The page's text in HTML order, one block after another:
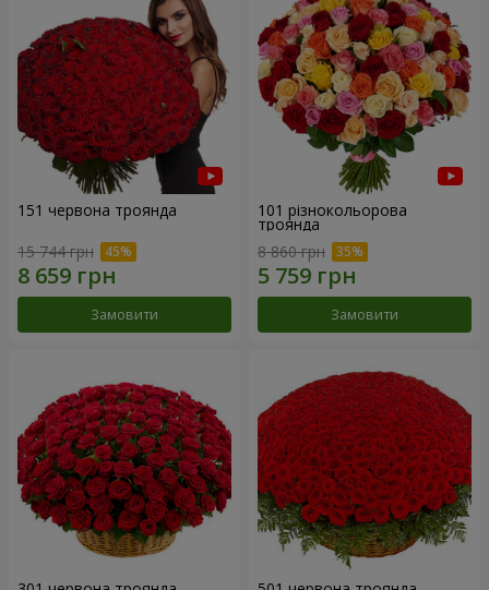
151 червона троянда
15 744 грн
Замовити
101 різнокольорова
троянда
8 860 грн
Замовити